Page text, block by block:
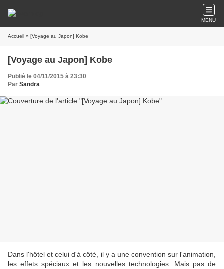
MENU
Accueil » [Voyage au Japon] Kobe
[Voyage au Japon] Kobe
Publié le 04/11/2015 à 23:30
Par Sandra
Dans l'hôtel et celui d'à côté, il y a une convention sur l'animation,
les effets spéciaux et les nouvelles technologies. Mais pas de